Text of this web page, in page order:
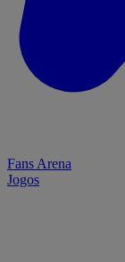
Fans Arena
Jogos